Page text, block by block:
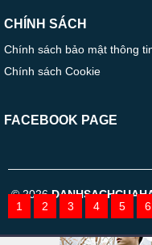
1 2 3 4 5 6
CHÍNH SÁCH
Chính sách bảo mật thông
Chính sách Cookie
FACEBOOK PAGE
© 2026